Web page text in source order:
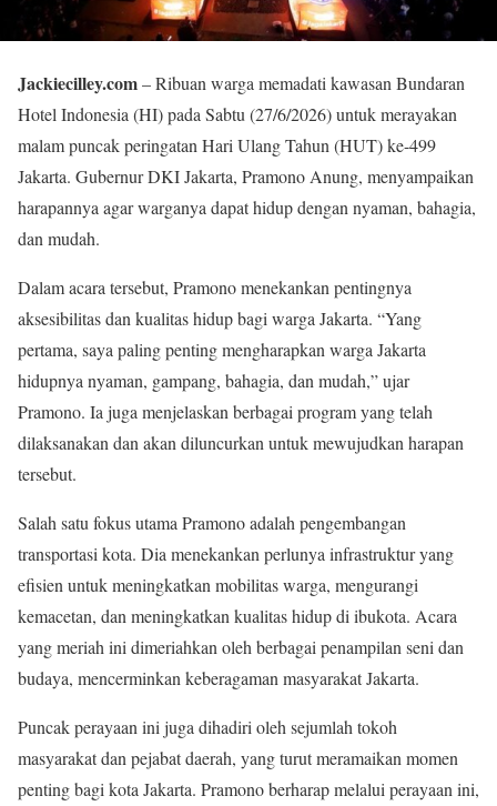
Jackiecilley.com– Ribuan warga memadati kawasan Bundaran
Hotel Indonesia (HI) pada Sabtu (27/6/2026) untuk merayakan
malam puncak peringatan Hari Ulang Tahun (HUT) ke-499
Jakarta. Gubernur DKI Jakarta, Pramono Anung, menyampaikan
harapannya agar warganya dapat hidup dengan nyaman, bahagia,
dan mudah.
Dalam acara tersebut, Pramono menekankan pentingnya
aksesibilitas dan kualitas hidup bagi warga Jakarta. “Yang
pertama, saya paling penting mengharapkan warga Jakarta
hidupnya nyaman, gampang, bahagia, dan mudah,” ujar
Pramono. Ia juga menjelaskan berbagai program yang telah
dilaksanakan dan akan diluncurkan untuk mewujudkan harapan
tersebut.
Salah satu fokus utama Pramono adalah pengembangan
transportasi kota. Dia menekankan perlunya infrastruktur yang
efisien untuk meningkatkan mobilitas warga, mengurangi
kemacetan, dan meningkatkan kualitas hidup di ibukota. Acara
yang meriah ini dimeriahkan oleh berbagai penampilan seni dan
budaya, mencerminkan keberagaman masyarakat Jakarta.
Puncak perayaan ini juga dihadiri oleh sejumlah tokoh
masyarakat dan pejabat daerah, yang turut meramaikan momen
penting bagi kota Jakarta. Pramono berharap melalui perayaan ini,